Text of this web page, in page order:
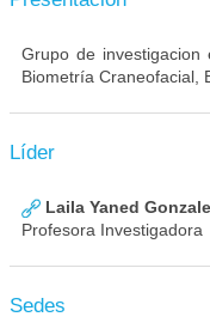
Grupo de investigacion
Biometría Craneofacial,
Líder
Laila Yaned
Profesora Investigadora
Sedes